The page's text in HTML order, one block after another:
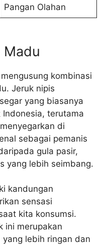
Pangan Olahan
Madu
kombinasi
Jeruk nipis
yang biasanya
terutama
di
sebagai pemanis
gula pasir,
yang lebih seimbang.
kandungan
sensasi
kita konsumsi.
ini merupakan
lebih ringan dan